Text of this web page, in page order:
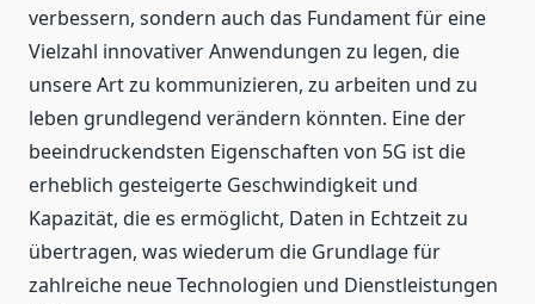
verbessern, sondern auch das Fundament für eine
Vielzahl innovativer Anwendungen zu legen, die
unsere Art zu kommunizieren, zu arbeiten und zu
leben grundlegend verändern könnten. Eine der
beeindruckendsten Eigenschaften von 5G ist die
erheblich gesteigerte Geschwindigkeit und
Kapazität, die es ermöglicht, Daten in Echtzeit zu
übertragen, was wiederum die Grundlage für
zahlreiche neue Technologien und Dienstleistungen